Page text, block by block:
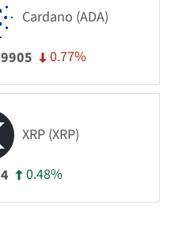
Cardano (ADA)
0.77%
XRP (XRP)
0.48%